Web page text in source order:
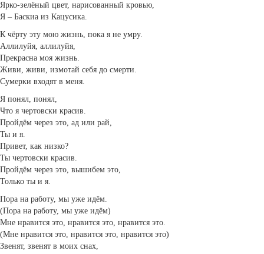
Ярко-зелёный цвет, нарисованный кровью,
Я – Баскиа из Кацусика.
К чёрту эту мою жизнь, пока я не умру.
Аллилуйя, аллилуйя,
Прекрасна моя жизнь.
Живи, живи, измотай себя до смерти.
Сумерки входят в меня.
Я понял, понял,
Что я чертовски красив.
Пройдём через это, ад или рай,
Ты и я.
Привет, как низко?
Ты чертовски красив.
Пройдём через это, вышибем это,
Только ты и я.
Пора на работу, мы уже идём.
(Пора на работу, мы уже идём)
Мне нравится это, нравится это, нравится это.
(Мне нравится это, нравится это, нравится это)
Звенят, звенят в моих снах,